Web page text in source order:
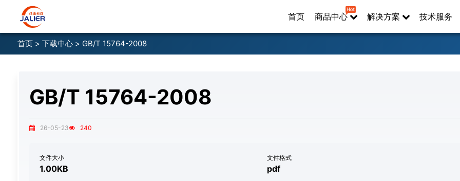
首页 商品中心 解决方案 技术服务
首页> 下载中心> ‌GB/T 15764-2008
‌GB/T 15764-2008
26-05-23 240
文件大小
1.00KB
文件格式
pdf